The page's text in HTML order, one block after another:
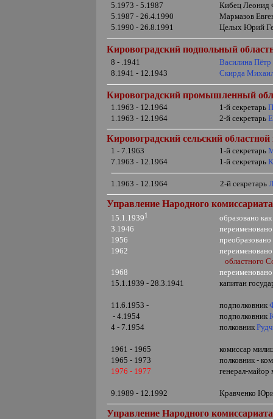
5.1973 - 5.1987
Кибец Леонид
5.1987 - 26.4.1990
Мармазов
5.1990 - 26.8.1991
Целых Юрий
Кировоградский подпольный
8 - .1941
Василина
8.1941 - 12.1943
Скирда
Кировоградскийпромышленный
1.1963 - 12.1964 1-й секретарь
1.1963 - 12.1964
2-й секретарь
Кировоградский сельский
1 - 7.1963 1-й секретарь
7.1963 - 12.1964
1-й секретарь
1.1963 - 12.1964 2-й секретарь
Управление Народного
15.1.19391 образовано
3.1946
1956
1962
областного
1968
15.1.1939 - 28.3.1941
капитан
11.6.1953 - подполковник
- 4.1954
подполковник
4 - 7.1954
полковник
1961 - 1965
комиссар
1965 - 1973
полковник -
1976 - 1977
генерал-
9.1989 - 12.1992 Кравченко
Управление Народного